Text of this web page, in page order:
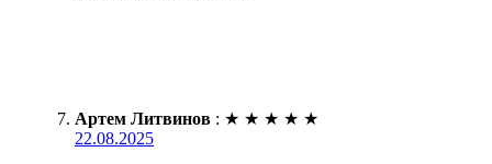
Артем Литвинов : ★ ★ ★ ★ ★
22.08.2025